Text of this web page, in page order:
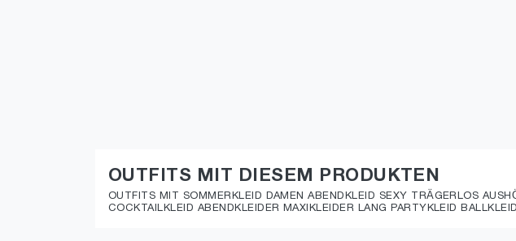
OUTFITS MIT DIESEM PRODUKTEN
OUTFITS MIT SOMMERKLEID DAMEN ABENDKLEID SEXY TRÄGERLOS
COCKTAILKLEID ABENDKLEIDER MAXIKLEIDER LANG PARTYKLEID